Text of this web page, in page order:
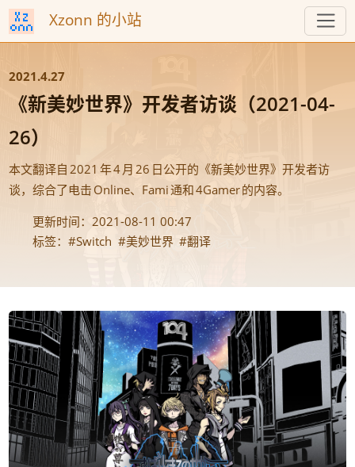
Xzonn 的小站
2021.4.27
《新美妙世界》 开发者访谈 （2021-04-
26）
本文翻译自 2021 年4月 26 日公开的 《新美妙世界》开发者访
谈，综合了电击 Online、 Fami通和4Gamer的内容。
2021-08-11 00:47
Switch
美妙世界 翻译